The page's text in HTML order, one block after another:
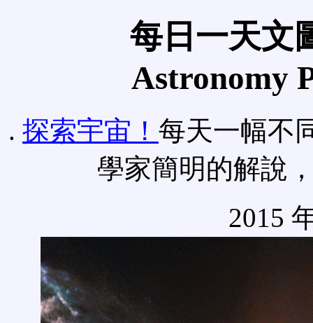
每日一天文
Astronomy
. 探索宇宙！ 每天一幅不
學家簡明的解說
2015